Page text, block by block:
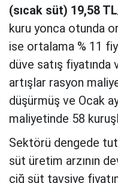
(sıcak süt) 19,58
kuru yonca otunda
ise ortalama % 11
düve satış fiyatında
artışlar rasyon
düşürmüş ve Ocak
maliyetinde 58
Sektörü dengede
süt üretim arzının
çiğ süt tavsiye